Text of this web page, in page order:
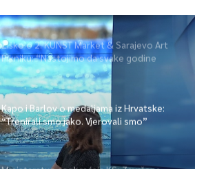
Žiško o 2. KUNST Market & Sarajevo Art
Pikniku: “Nastojimo da svake godine
ponudimo više događaja” (video)
Kapo i Barlov o medaljama iz Hrvatske:
“Trenirali smo jako. Vjerovali smo”